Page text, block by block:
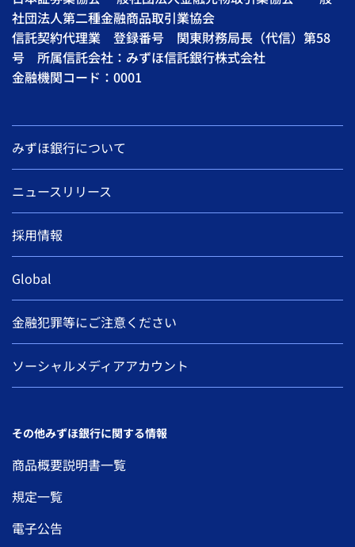
社団法人第二種金融商品取引業協会
信託契約代理業 登録番号 関東財務局長（代信）第58
号 所属信託会社：みずほ信託銀行株式会社
金融機関コード：0001
みずほ銀行について
ニュースリリース
採用情報
Global
金融犯罪等にご注意ください
ソーシャルメディアアカウント
その他みずほ銀行に関する情報
商品概要説明書一覧
規定一覧
電子公告